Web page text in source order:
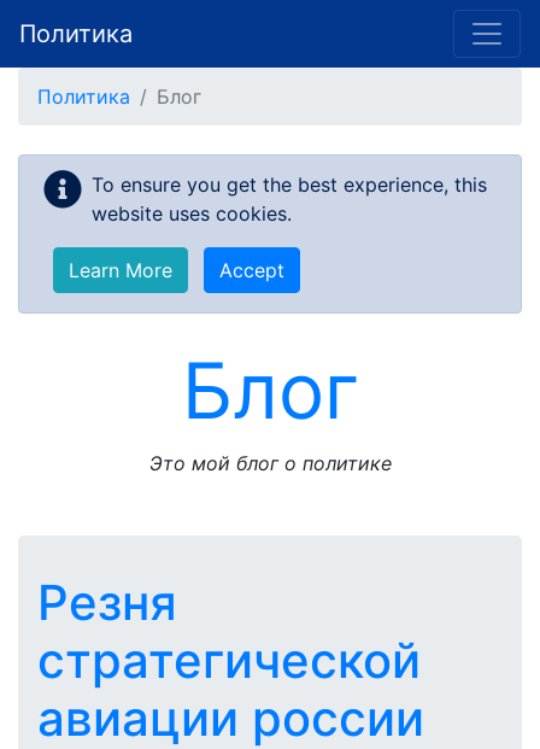
Политика
Политика Блог
To ensure you get the best experience, this
website uses cookies.
Learn More Accept
Блог
Это мой блог о политике
Резня
стратегической
авиации россии